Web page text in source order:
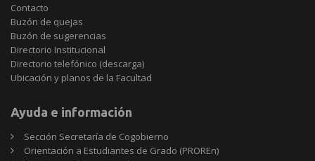
Contacto
Buzón de quejas
Buzón de sugerencias
Directorio Institucional
Directorio telefónico (descarga)
Ubicación y planos de la Facultad
Ayuda e información
Sección Secretaría de Cogobierno
Orientación a Estudiantes de Grado (PROREn)